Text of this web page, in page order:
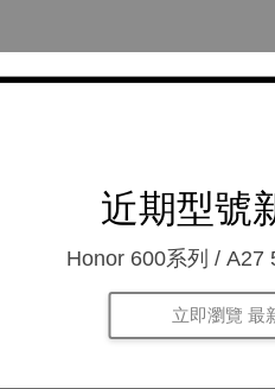
近期型號
Honor 600系列 / A27
立即瀏覽 最